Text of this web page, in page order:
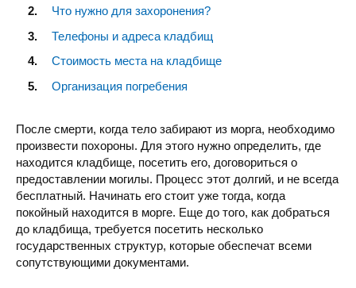
Что нужно для захоронения?
Телефоны и адреса кладбищ
Стоимость места на кладбище
Организация погребения
После смерти, когда тело забирают из морга, необходимо
произвести похороны. Для этого нужно определить, где
находится кладбище, посетить его, договориться о
предоставлении могилы. Процесс этот долгий, и не всегда
бесплатный. Начинать его стоит уже тогда, когда
покойный находится в морге. Еще до того, как добраться
до кладбища, требуется посетить несколько
государственных структур, которые обеспечат всеми
сопутствующими документами.